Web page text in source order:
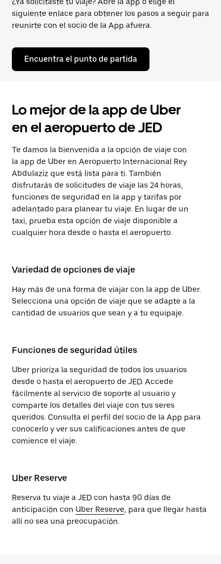
siguiente enlace para obtener los pasos a seguir para
reunirte con el socio de la App afuera.
Encuentra el punto de partida
Lo mejor de la app de Uber
en el aeropuerto de JED
Te damos la bienvenida a la opción de viaje con
la app de Uber en Aeropuerto Internacional Rey
Abdulaziz que está lista para ti. También
disfrutarás de solicitudes de viaje las 24 horas,
funciones de seguridad en la app y tarifas por
adelantado para planear tu viaje. En lugar de un
taxi, prueba esta opción de viaje disponible a
cualquier hora desde o hasta el aeropuerto.
Variedad de opciones de viaje
Hay más de una forma de viajar con la app de Uber.
Selecciona una opción de viaje que se adapte a la
cantidad de usuarios que sean y a tu equipaje.
Funciones de seguridad útiles
Uber prioriza la seguridad de todos los usuarios
desde o hasta el aeropuerto de JED. Accede
fácilmente al servicio de soporte al usuario y
comparte los detalles del viaje con tus seres
queridos. Consulta el perfil del socio de la App para
conocerlo y ver sus calificaciones antes de que
comience el viaje.
Uber Reserve
Reserva tu viaje a JED con hasta 90 días de
anticipación con Uber Reserve, para que llegar hasta
allí no sea una preocupación.